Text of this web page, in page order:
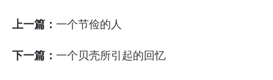
上一篇： 一个节俭的人
下一篇： 一个贝壳所引起的回忆